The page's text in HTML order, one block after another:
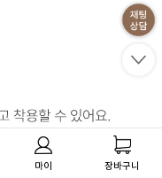
마이 장바구니